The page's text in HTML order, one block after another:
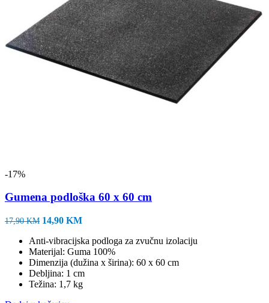
-17%
Gumena podloška 60 x 60 cm
17,90KM Izvorna
bila
je:
17,90 KM.
14,90 KMTrenutna
je:
14,90 KM.
Anti-vibracijska podloga za zvučnu izolaciju
Materijal: Guma 100%
Dimenzija (dužina x širina): 60 x 60 cm
Debljina: 1 cm
Težina: 1,7 kg